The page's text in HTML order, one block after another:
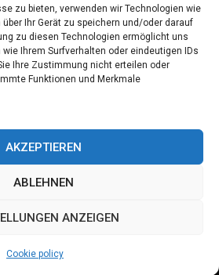
zu bieten, verwenden wir Technologien wie
Ihr Gerät zu speichern und/oder darauf
zu diesen Technologien ermöglicht uns
Ihrem Surfverhalten oder eindeutigen IDs
Ihre Zustimmung nicht erteilen oder
Funktionen und Merkmale
AKZEPTIEREN
ABLEHNEN
ANZEIGEN
Cookie policy
Contact